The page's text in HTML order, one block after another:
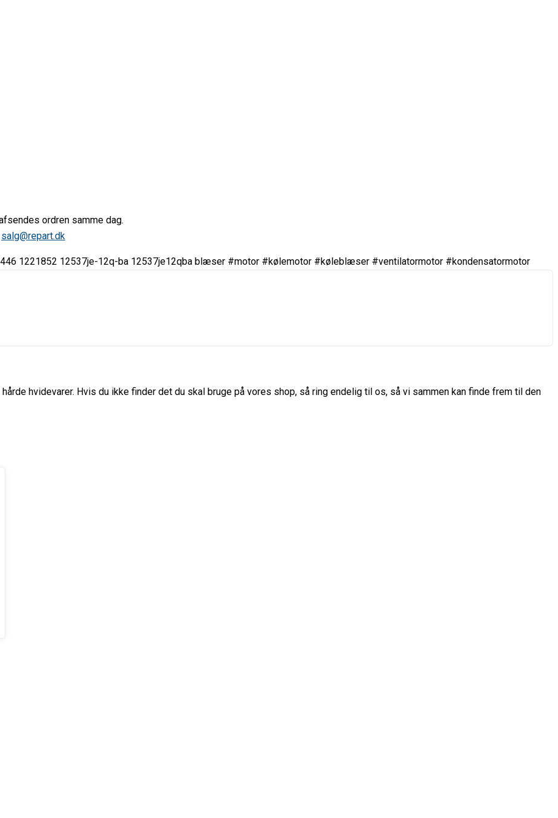
ordren samme dag.
salg@repart.dk
1221852 12537je-12q-ba 12537je12qba blæser #motor #kølemotor #køleblæser #ventilatormotor #kondensatormotor
hvidevarer. Hvis du ikke finder det du skal bruge på vores shop, så ring endelig til os, så vi sammen kan finde frem til den